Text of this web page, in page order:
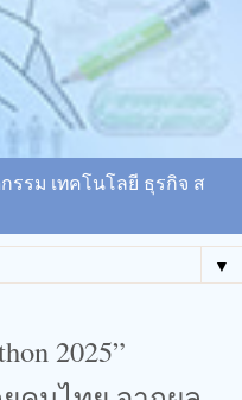
รรม เทคโนโลยี ธุรกิจ ส
▼
2025”